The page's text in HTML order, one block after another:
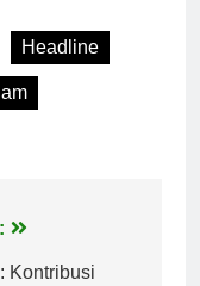
Headline
Kontribusi